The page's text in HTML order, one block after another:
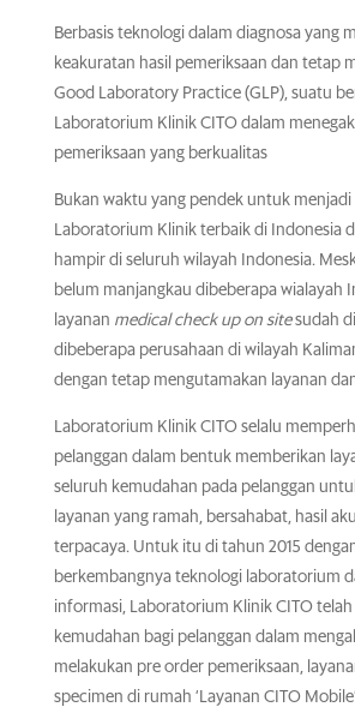
Berbasis teknologi dalam diagnosa yang
keakuratan hasil pemeriksaan dan tetap
Good Laboratory Practice (GLP), suatu
Laboratorium Klinik CITO dalam
pemeriksaan yang berkualitas
Bukan waktu yang pendek untuk menjadi
Laboratorium Klinik terbaik di Indonesia
hampir di seluruh wilayah Indonesia.
belum manjangkau dibeberapa wialayah
layanan medical check up on sitesudah
dibeberapa perusahaan di wilayah
dengan tetap mengutamakan layanan
Laboratorium Klinik CITO selalu
pelanggan dalam bentuk memberikan
seluruh kemudahan pada pelanggan
layanan yang ramah, bersahabat, hasil
terpacaya. Untuk itu di tahun 2015
berkembangnya teknologi laboratorium
informasi, Laboratorium Klinik CITO
kemudahan bagi pelanggan dalam
melakukan pre order pemeriksaan,
specimen di rumah ‘Layanan CITO